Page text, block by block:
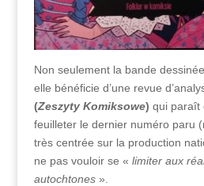
Non seulement la bande
elle bénéficie d’une revue
(Zeszyty Komiksowe) qui paraît
feuilleter le dernier numéro paru
très centrée sur la production
ne pas vouloir se « limiter aux
autochtones ».